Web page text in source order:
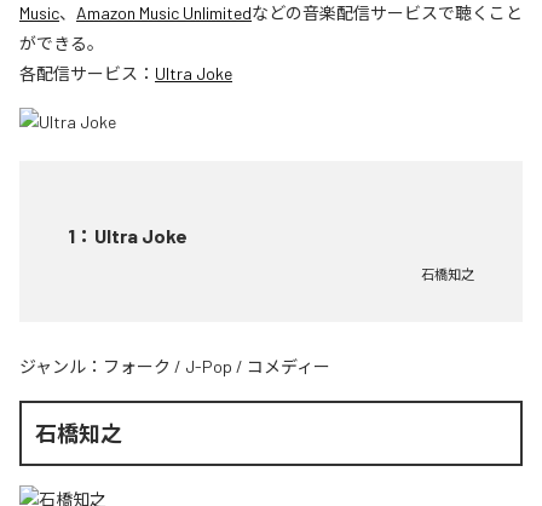
Music、 Amazon Music Unlimitedなどの音楽配信サービスで聴くこと
ができる。
各配信サービス： Ultra Joke
1 ： Ultra Joke
石橋知之
ジャンル： フォーク / J-Pop / コメディー
石橋知之